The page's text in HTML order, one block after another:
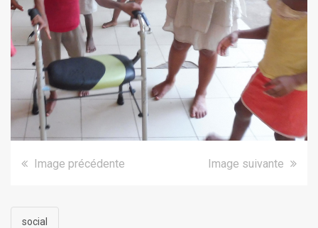
Image précédente Image suivante
social